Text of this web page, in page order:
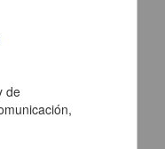
Fenómenos
de Cómputo y de
UNAM; Dirección
de